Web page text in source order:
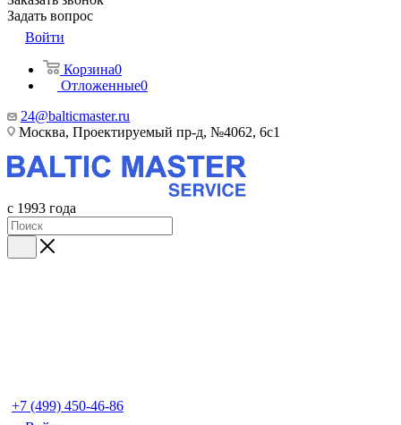
Задать вопрос
Войти
Корзина0
Отложенные0
24@balticmaster.ru
Москва, Проектируемый пр-д, №4062, 6с1
с 1993 года
+7 (499) 450-46-86